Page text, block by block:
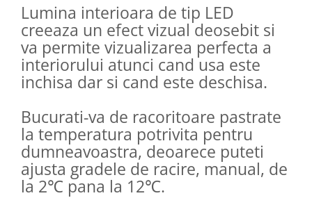
Lumina interioara de tip LED
creeaza un efect vizual deosebit si
va permite vizualizarea perfecta a
interiorului atunci cand usa este
inchisa dar si cand este deschisa.
Bucurati-va de racoritoare pastrate
la temperatura potrivita pentru
dumneavoastra, deoarece puteti
ajusta gradele de racire, manual, de
la 2℃ pana la 12℃.